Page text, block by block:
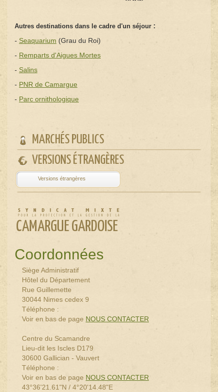
Autres destinations dans le cadre d'un séjour :
- Seaquarium (Grau du Roi)
- Remparts d'Aigues Mortes
- Salins
- PNR de Camargue
- Parc ornithologique
MARCHÉS PUBLICS
VERSIONS ÉTRANGÈRES
Powered by
CAMARGUE GARDOISE
Coordonnées
Siège Administratif
Hôtel du Département
Rue Guillemette
30044 Nimes cedex 9
Téléphone :
Voir en bas de page NOUS CONTACTER
Centre du Scamandre
Lieu-dit les Iscles D179
30600 Gallician - Vauvert
Téléphone :
Voir en bas de page NOUS CONTACTER
43°36'21.61"N / 4°20'14.48"E